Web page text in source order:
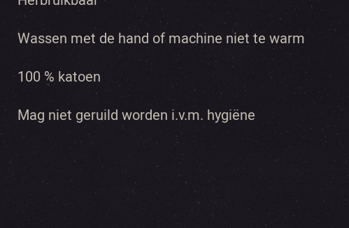
Wassen met de hand of machine niet te warm
100 % katoen
Mag niet geruild worden i.v.m. hygiëne